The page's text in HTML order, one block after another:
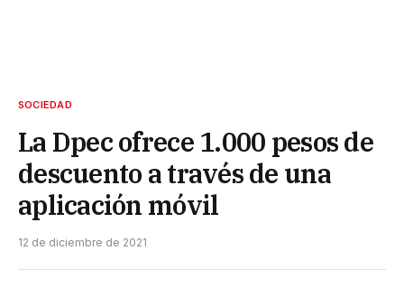
SOCIEDAD
La Dpec ofrece 1.000 pesos de
descuento a través de una
aplicación móvil
12 de diciembre de 2021